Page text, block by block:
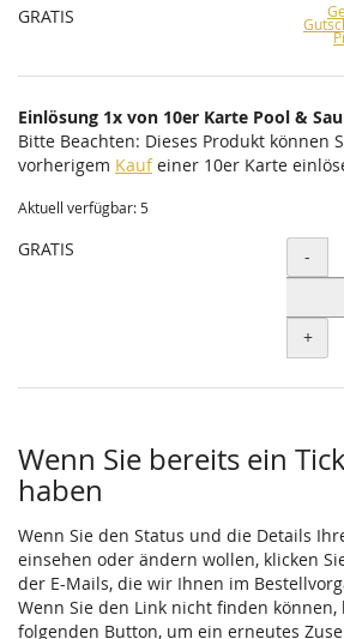
GRATIS
Einlösung 1x von 10er Karte Pool &
Bitte Beachten: Dieses Produkt können
vorherigem Kaufeiner 10er Karte
Aktuell verfügbar: 5
GRATIS -
+
Wenn Sie bereits ein
haben
Wenn Sie den Status und die Details
einsehen oder ändern wollen, klicken
der E-Mails, die wir Ihnen im
Wenn Sie den Link nicht finden können,
folgenden Button, um ein erneutes